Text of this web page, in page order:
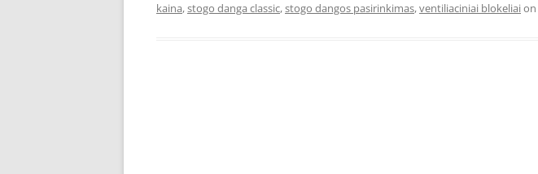
kaina,stogo danga classic,stogo dangos pasirinkimas,ventiliaciniai blokeliaion